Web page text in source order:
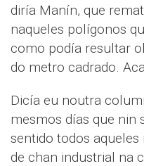
diría Manín, que
naqueles polígonos
como podía resultar
do metro cadrado.
Dicía eu noutra
mesmos días que nin
sentido todos
de chan industrial na